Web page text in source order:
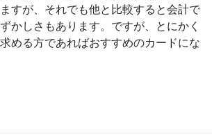
すが、それでも他と比較すると会計で
かしさもあります。ですが、とにかく
める方であればおすすめのカードにな